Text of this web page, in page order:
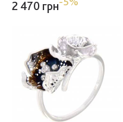
2 470 грн